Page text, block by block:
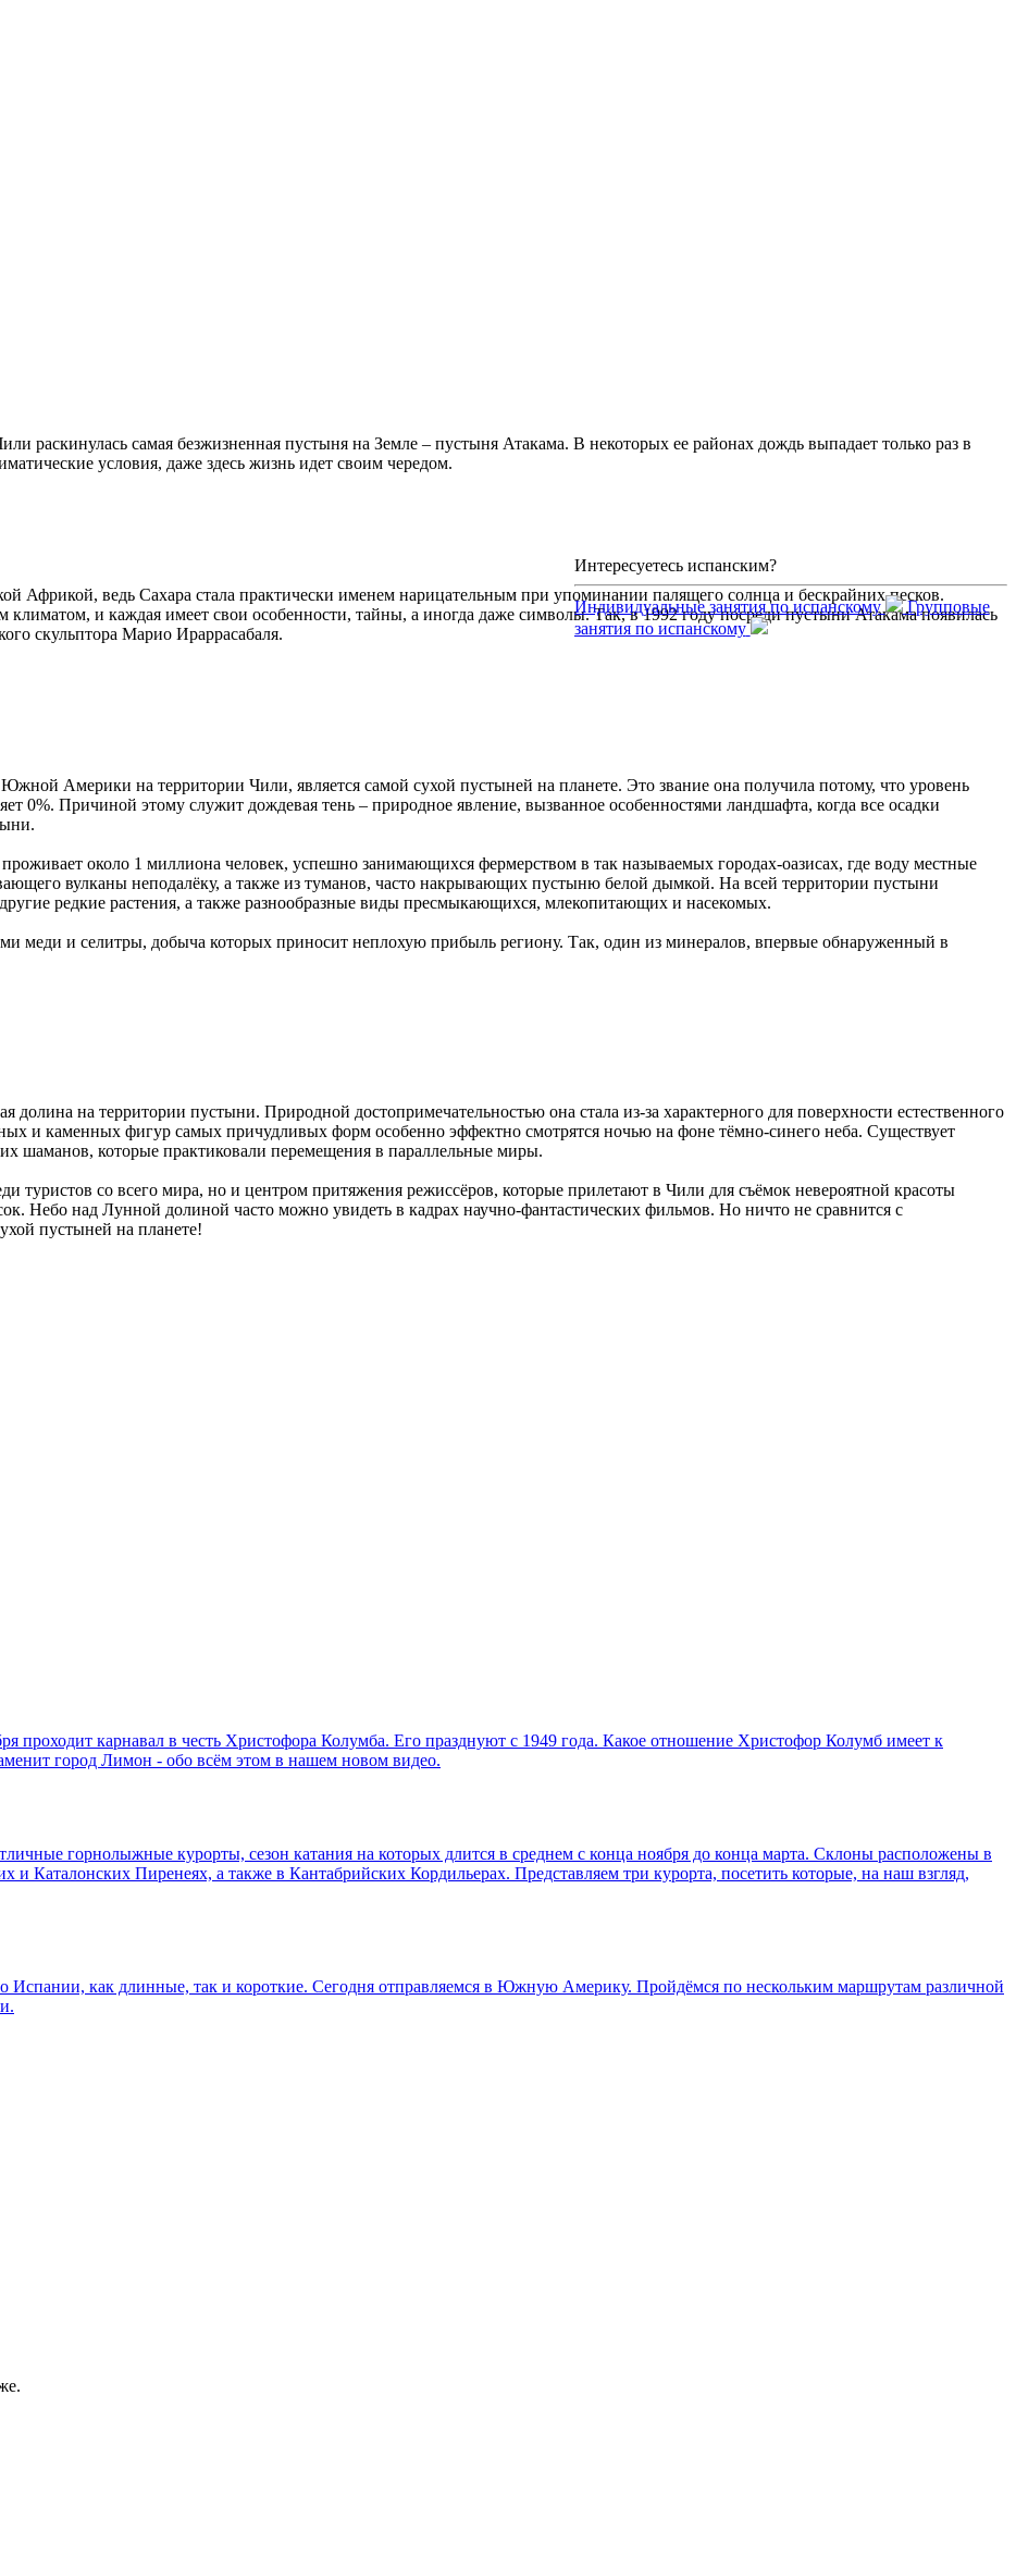
раскинулась самая безжизненная пустыня на Земле – пустыня Атакама. В некоторых ее районах дождь выпадает только раз в
условия, даже здесь жизнь идет своим чередом.
Африкой, ведь Сахара стала практически именем нарицательным при упоминании палящего солнца и бескрайних песков.
и каждая имеет свои особенности, тайны, а иногда даже символы. Так, в 1992 году посреди пустыни Атакама появилась
скульптора Марио Ираррасабаля.
Америки на территории Чили, является самой сухой пустыней на планете. Это звание она получила потому, что уровень
0%. Причиной этому служит дождевая тень – природное явление, вызванное особенностями ландшафта, когда все осадки
около 1 миллиона человек, успешно занимающихся фермерством в так называемых городах-оазисах, где воду местные
вулканы неподалёку, а также из туманов, часто накрывающих пустыню белой дымкой. На всей территории пустыни
редкие растения, а также разнообразные виды пресмыкающихся, млекопитающих и насекомых.
меди и селитры, добыча которых приносит неплохую прибыль региону. Так, один из минералов, впервые обнаруженный в
на территории пустыни. Природной достопримечательностью она стала из-за характерного для поверхности естественного
и каменных фигур самых причудливых форм особенно эффектно смотрятся ночью на фоне тёмно-синего неба. Существует
шаманов, которые практиковали перемещения в параллельные миры.
туристов со всего мира, но и центром притяжения режиссёров, которые прилетают в Чили для съёмок невероятной красоты
Небо над Лунной долиной часто можно увидеть в кадрах научно-фантастических фильмов. Но ничто не сравнится с
пустыней на планете!
Интересуетесь испанским?
Индивидуальные занятия по испанскому
Групповые
занятия по испанскому
проходит карнавал в честь Христофора Колумба. Его празднуют с 1949 года. Какое отношение Христофор Колумб имеет к
город Лимон - обо всём этом в нашем новом видео.
горнолыжные курорты, сезон катания на которых длится в среднем с конца ноября до конца марта. Склоны расположены в
Каталонских Пиренеях, а также в Кантабрийских Кордильерах. Представляем три курорта, посетить которые, на наш взгляд,
как длинные, так и короткие. Сегодня отправляемся в Южную Америку. Пройдёмся по нескольким маршрутам различной